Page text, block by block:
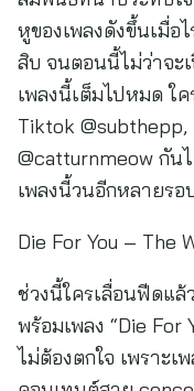
เพลงนี้วนอีกหลายรอ
Die For You – The
ช่วงนี้ใครเลื่อนฟีดแล้
พร้อมเพลง “Die For
ไม่ต้องตกใจ เพราะเ
บรรยากาศทั้งโรแมน
หยิบมาใช้ประกอบโ
แม้แต่ reaction ตอน
ตอนนี้กระแสแรงไปทั่
ยังไม่เคยเห็น ลองต